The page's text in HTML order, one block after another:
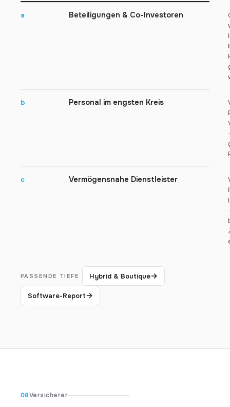
a Beteiligungen & Co-Investoren
b Personal im engsten Kreis
c Vermögensnahe Dienstleister
PASSENDE TIEFE Hybrid & Boutique→
Software-Report→
08Versicherer